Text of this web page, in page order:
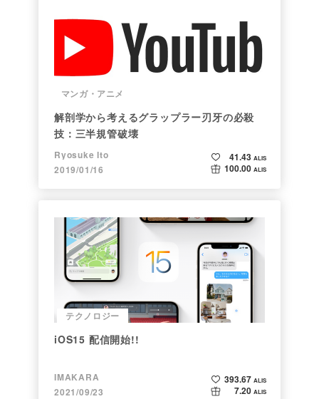
マンガ・アニメ
解剖学から考えるグラップラー刃牙の必殺
技：三半規管破壊
Ryosuke Ito
2019/01/16
41.43 ALIS
100.00 ALIS
テクノロジー
iOS15 配信開始!!
IMAKARA
2021/09/23
393.67 ALIS
7.20 ALIS